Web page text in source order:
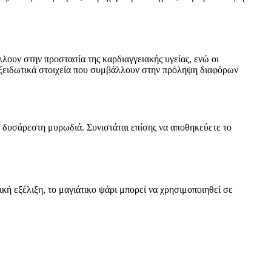
στην προστασία της καρδιαγγειακής υγείας, ενώ οι
στοιχεία που συμβάλλουν στην πρόληψη διαφόρων
μυρωδιά. Συνιστάται επίσης να αποθηκεύετε το
εξέλιξη, το μαγιάτικο ψάρι μπορεί να χρησιμοποιηθεί σε